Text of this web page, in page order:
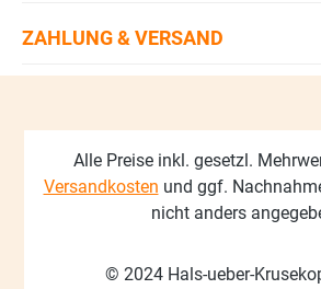
ZAHLUNG & VERSAND
Alle Preise inkl. gesetzl.
Versandkosten und ggf.
nicht anders
© 2024 Hals-ueber-